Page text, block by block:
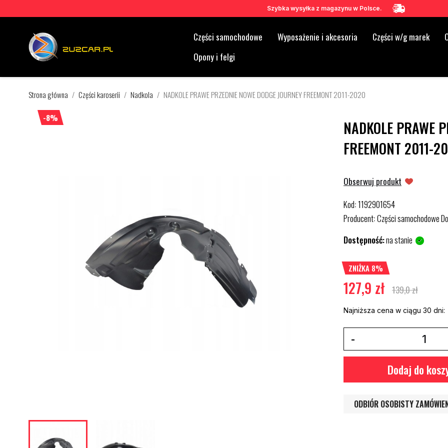
Szybka wysyłka z magazynu w Polsce.
Części samochodowe Wyposażenie i akcesoria Części w/g marek
Opony i felgi
Strona główna Części karoserii Nadkola NADKOLE PRAWE PRZEDNIE NOWE DODGE JOURNEY FREEMONT 2011-2020
-8%
NADKOLE PRAWE
FREEMONT 2011-
Obserwuj produkt
Kod:1192901654
Producent:Części samochodowe
Dostępność:na stanie
ZNIŻKA 8%
127,9 zł 139,0 zł
Najniższa cena w ciągu 30 dni:
Dodaj do
ODBIÓR OSOBISTY